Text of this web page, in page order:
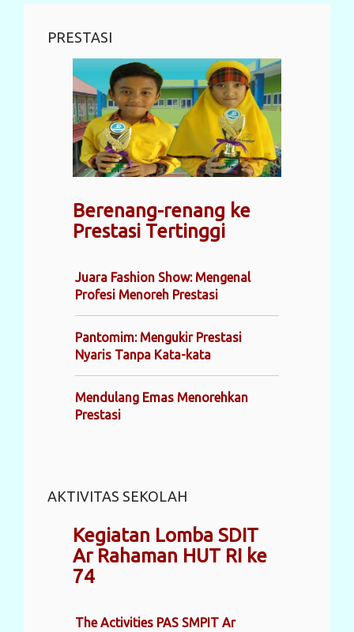
PRESTASI
Berenang-renang ke
Prestasi Tertinggi
Juara Fashion Show: Mengenal
Profesi Menoreh Prestasi
Pantomim: Mengukir Prestasi
Nyaris Tanpa Kata-kata
Mendulang Emas Menorehkan
Prestasi
AKTIVITAS SEKOLAH
Kegiatan Lomba SDIT
Ar Rahaman HUT RI ke
74
The Activities PAS SMPIT Ar